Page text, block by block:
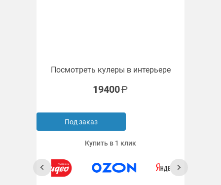
Посмотреть кулеры в интерьере
19400
Под заказ
Купить в 1 клик